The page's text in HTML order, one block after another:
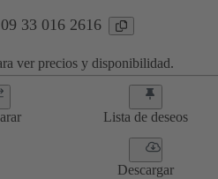
33 016 2616
ver precios y disponibilidad.
Lista de deseos
Descargar